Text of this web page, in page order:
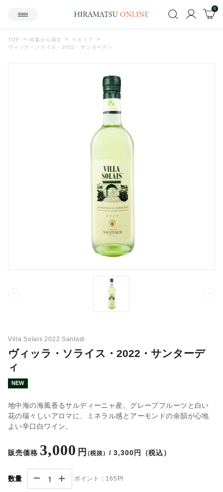
0
TOP 特集から探す
イタリア
ヴィッラ・ソライス・2022・サンターディ
Villa Solais 2022 Santadi
ヴィッラ・ソライス・2022・サンターデ
ィ
NEW
地中海の海風香るサルディーニャ産。グレープフルーツと白い
花の瑞々しいアロマに、ミネラル感とアーモンドの余韻が心地
よい辛口白ワイン。
販売価格 3,000 円（税抜） / 3,300円（税込）
数量 ポイント： 165Pt